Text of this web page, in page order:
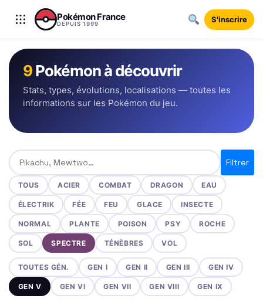
Aller au contenu
Pokémon France
DEPUIS 1999 S'inscrire
9Pokémon à découvrir
Stats, types, évolutions, localisations — toutes les
informations sur les Pokémon du jeu.
Rechercher un Pokémon
Filtrer
TOUS ACIER COMBAT DRAGON EAU
ÉLECTRIK FÉE FEU GLACE INSECTE
NORMAL PLANTE POISON PSY ROCHE
SOL SPECTRE TÉNÈBRES VOL
TOUTES GÉN. GEN I GEN II GEN III GEN IV
GEN V GEN VI GEN VII GEN VIII GEN IX